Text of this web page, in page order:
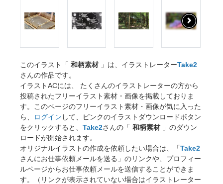
このイラスト「 和柄素材 」は、イラストレーターTake2
さんの作品です。
イラストACには、 たくさんのイラストレーターの方から
投稿されたフリーイラスト素材・画像を掲載しておりま
す。このページのフリーイラスト素材・画像が気に入った
ら、
ログイン して、ピンクのイラストダウンロードボタン
をクリックすると、 Take2さんの「 和柄素材 」のダウン
ロードが開始されます。
オリジナルイラストの作成を依頼したい場合は、「Take2
さんにお仕事依頼メールを送る」のリンクや、プロフィー
ルページからお仕事依頼メールを送信することができま
す。（リンクが表示されていない場合はイラストレーター